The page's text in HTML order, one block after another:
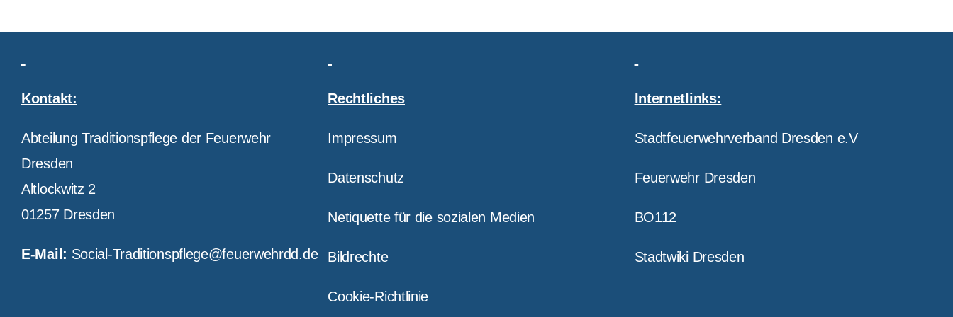
Kontakt:
Abteilung Traditionspflege der Feuerwehr
Dresden
Altlockwitz 2
01257 Dresden
E-Mail: Social-Traditionspflege@feuerwehrdd.de
Rechtliches
Impressum
Datenschutz
Netiquette für die sozialen Medien
Bildrechte
Cookie-Richtlinie
Internetlinks:
Stadtfeuerwehrverband Dresden e.V
Feuerwehr Dresden
BO112
Stadtwiki Dresden